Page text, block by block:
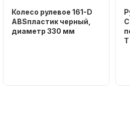
Колесо рулевое 161-D
ABSпластик черный,
диаметр 330 мм